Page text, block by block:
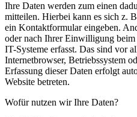
Ihre Daten werden zum einen
mitteilen. Hierbei kann es sich z.
ein Kontaktformular eingeben.
oder nach Ihrer Einwilligung beim
IT-Systeme erfasst. Das sind vor
Internetbrowser, Betriebssystem
Erfassung dieser Daten erfolgt
Website betreten.
Wofür nutzen wir Ihre Daten?